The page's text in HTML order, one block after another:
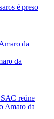
é preso
da